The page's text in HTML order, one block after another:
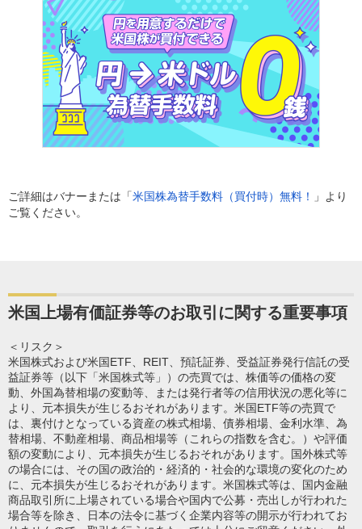
ご詳細はバナーまたは「米国株為替手数料（買付時）無料！
」より
ご覧ください。
米国上場有価証券等のお取引に関する重要事項
＜リスク＞
米国株式および米国ETF、REIT、預託証券、受益証券発行信託の受
益証券等（以下「米国株式等」）の売買では、株価等の価格の変
動、外国為替相場の変動等、または発行者等の信用状況の悪化等に
より、元本損失が生じるおそれがあります。米国ETF等の売買で
は、裏付けとなっている資産の株式相場、債券相場、金利水準、為
替相場、不動産相場、商品相場等（これらの指数を含む。）や評価
額の変動により、元本損失が生じるおそれがあります。国外株式等
の場合には、その国の政治的・経済的・社会的な環境の変化のため
に、元本損失が生じるおそれがあります。米国株式等は、国内金融
商品取引所に上場されている場合や国内で公募・売出しが行われた
場合等を除き、日本の法令に基づく企業内容等の開示が行われてお